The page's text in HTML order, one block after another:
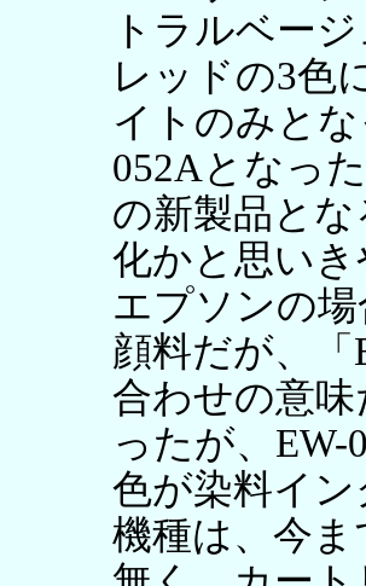
トラルベー
レッドの3色
イトのみと
052Aとなっ
の新製品と
化かと思い
エプソンの
顔料だが、
合わせの意
ったが、
色が染料イ
機種は、今